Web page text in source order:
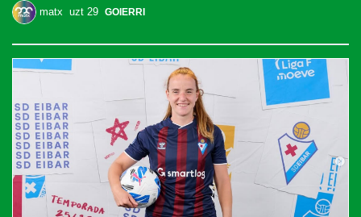
matx uzt 29 GOIERRI